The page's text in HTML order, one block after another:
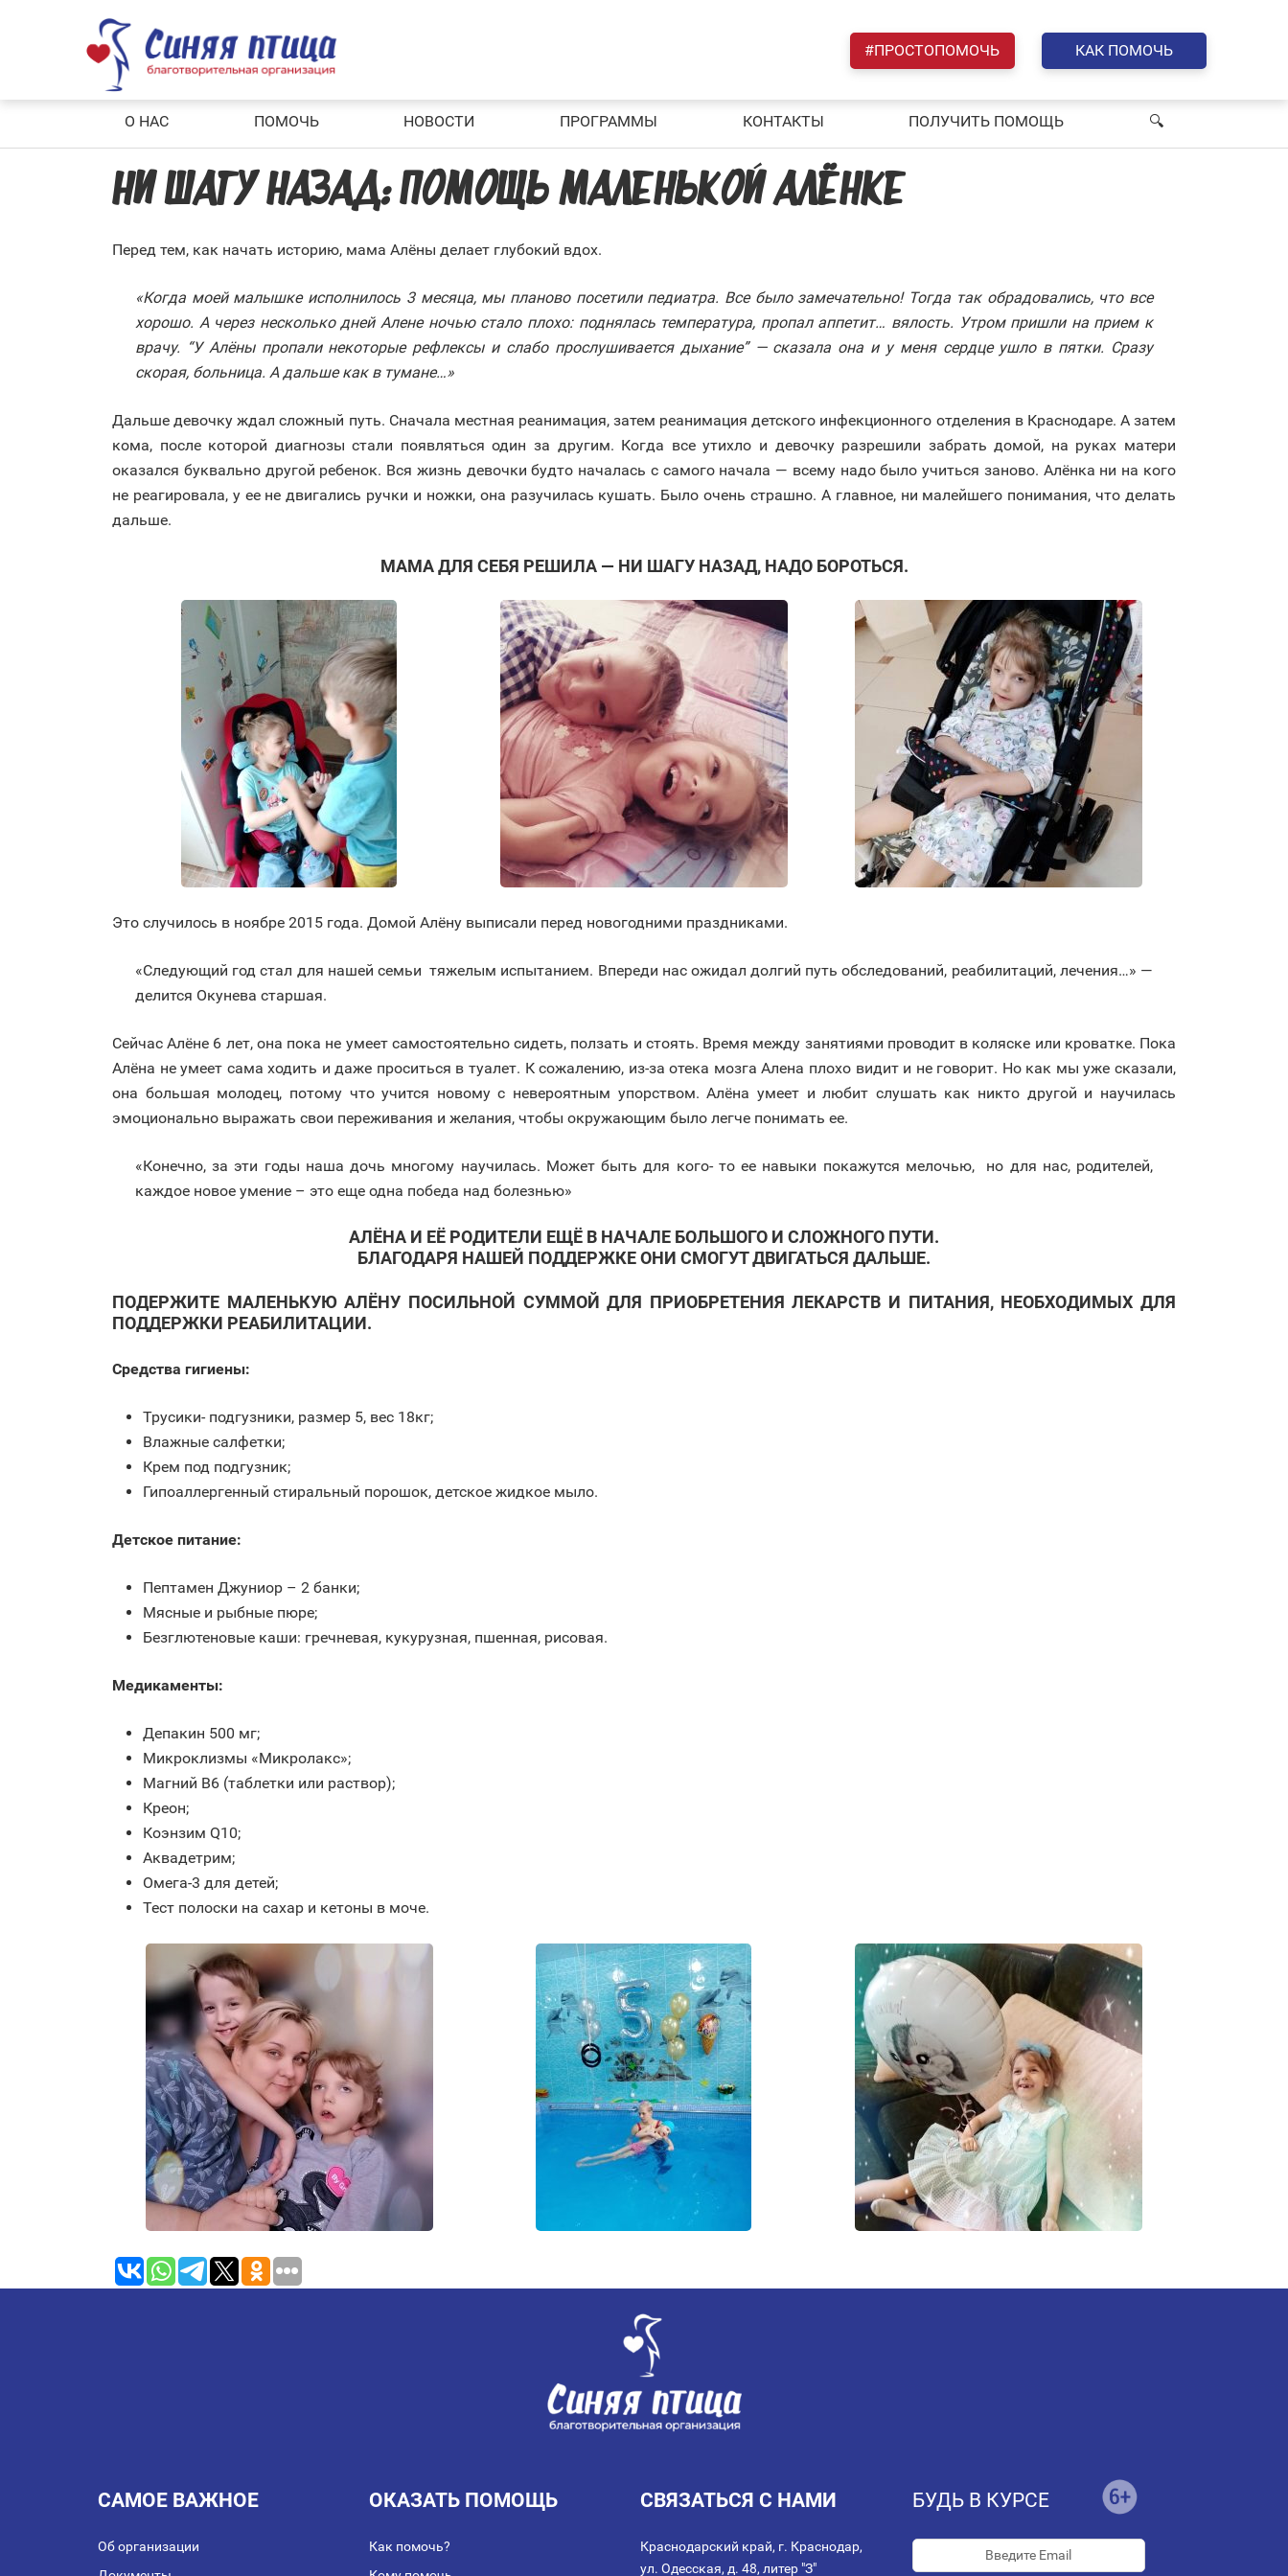
#ПРОСТОПОМОЧЬ КАК ПОМОЧЬ
О НАС ПОМОЧЬ НОВОСТИ ПРОГРАММЫ КОНТАКТЫ ПОЛУЧИТЬ ПОМОЩЬ 🔍︎
НИ ШАГУ НАЗАД: ПОМОЩЬ МАЛЕНЬКОЙ АЛЁНКЕ
Перед тем, как начать историю, мама Алёны делает глубокий вдох.
«Когда моей малышке исполнилось 3 месяца, мы планово посетили педиатра. Все было замечательно! Тогда так обрадовались, что все
хорошо. А через несколько дней Алене ночью стало плохо: поднялась температура, пропал аппетит… вялость. Утром пришли на прием к
врачу. “У Алёны пропали некоторые рефлексы и слабо прослушивается дыхание” — сказала она и у меня сердце ушло в пятки. Сразу
скорая, больница. А дальше как в тумане…»
Дальше девочку ждал сложный путь. Сначала местная реанимация, затем реанимация детского инфекционного отделения в Краснодаре. А затем
кома, после которой диагнозы стали появляться один за другим. Когда все утихло и девочку разрешили забрать домой, на руках матери
оказался буквально другой ребенок. Вся жизнь девочки будто началась с самого начала — всему надо было учиться заново. Алёнка ни на кого
не реагировала, у ее не двигались ручки и ножки, она разучилась кушать. Было очень страшно. А главное, ни малейшего понимания, что делать
дальше.
МАМА ДЛЯ СЕБЯ РЕШИЛА — НИ ШАГУ НАЗАД, НАДО БОРОТЬСЯ.
Это случилось в ноябре 2015 года. Домой Алёну выписали перед новогодними праздниками.
«Следующий год стал для нашей семьи тяжелым испытанием. Впереди нас ожидал долгий путь обследований, реабилитаций, лечения…» —
делится Окунева старшая.
Сейчас Алёне 6 лет, она пока не умеет самостоятельно сидеть, ползать и стоять. Время между занятиями проводит в коляске или кроватке. Пока
Алёна не умеет сама ходить и даже проситься в туалет. К сожалению, из-за отека мозга Алена плохо видит и не говорит. Но как мы уже сказали,
она большая молодец, потому что учится новому с невероятным упорством. Алёна умеет и любит слушать как никто другой и научилась
эмоционально выражать свои переживания и желания, чтобы окружающим было легче понимать ее.
«Конечно, за эти годы наша дочь многому научилась. Может быть для кого- то ее навыки покажутся мелочью, но для нас, родителей,
каждое новое умение – это еще одна победа над болезнью»
АЛЁНА И ЕЁ РОДИТЕЛИ ЕЩЁ В НАЧАЛЕ БОЛЬШОГО И СЛОЖНОГО ПУТИ.
БЛАГОДАРЯ НАШЕЙ ПОДДЕРЖКЕ ОНИ СМОГУТ ДВИГАТЬСЯ ДАЛЬШЕ.
ПОДЕРЖИТЕ МАЛЕНЬКУЮ АЛЁНУ ПОСИЛЬНОЙ СУММОЙ ДЛЯ ПРИОБРЕТЕНИЯ ЛЕКАРСТВ И ПИТАНИЯ, НЕОБХОДИМЫХ ДЛЯ
ПОДДЕРЖКИ РЕАБИЛИТАЦИИ.
Средства гигиены:
Трусики- подгузники, размер 5, вес 18кг;
Влажные салфетки;
Крем под подгузник;
Гипоаллергенный стиральный порошок, детское жидкое мыло.
Детское питание:
Пептамен Джуниор – 2 банки;
Мясные и рыбные пюре;
Безглютеновые каши: гречневая, кукурузная, пшенная, рисовая.
Медикаменты:
Депакин 500 мг;
Микроклизмы «Микролакс»;
Магний В6 (таблетки или раствор);
Креон;
Коэнзим Q10;
Аквадетрим;
Омега-3 для детей;
Тест полоски на сахар и кетоны в моче.
САМОЕ ВАЖНОЕ
Об организации
ОКАЗАТЬ ПОМОЩЬ
Как помочь?
СВЯЗАТЬСЯ С НАМИ
Краснодарский край, г. Краснодар,
ул. Одесская, д. 48, литер "З"
БУДЬ В КУРСЕ